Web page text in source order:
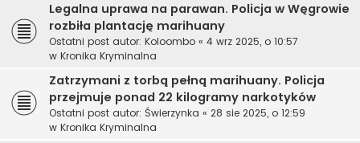
Legalna uprawa na parawan. Policja w Węgrowie
rozbiła plantację marihuany
Ostatni post autor: Koloombo « 4 wrz 2025, o 10:57
w Kronika Kryminalna
Zatrzymani z torbą pełną marihuany. Policja
przejmuje ponad 22 kilogramy narkotyków
Ostatni post autor: Świerzynka « 28 sie 2025, o 12:59
w Kronika Kryminalna